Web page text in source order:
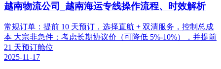
越南物流公司_越南海运专线操作流程、时效解析
常规订单：提前 10 天预订，选择直航 + 双清服务，控制总成
本 大宗非急件：考虑长期协议价（可降低 5%-10%），并提前
21 天预订舱位
2025-11-17